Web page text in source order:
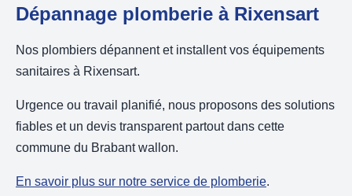
Dépannage plomberie à Rixensart
Nos plombiers dépannent et installent vos équipements
sanitaires à Rixensart.
Urgence ou travail planifié, nous proposons des solutions
fiables et un devis transparent partout dans cette
commune du Brabant wallon.
En savoir plus sur notre service de plomberie.